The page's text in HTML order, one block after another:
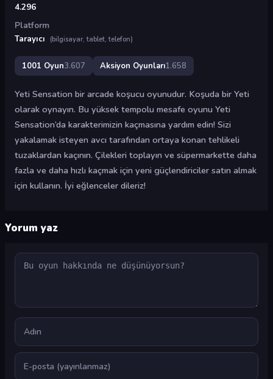
4.296
Platform
Tarayıcı
(bilgisayar, tablet, telefon)
1001 Oyun3.607 Aksiyon Oyunları1.658
Yeti Sensation bir arcade koşucu oyunudur. Koşuda bir Yeti
olarak oynayın. Bu yüksek tempolu mesafe oyunu Yeti
Sensation’da karakterimizin kaçmasına yardım edin! Sizi
yakalamak isteyen avcı tarafından ortaya konan tehlikeli
tuzaklardan kaçının. Çilekleri toplayın ve süpermarkette daha
fazla ve daha hızlı kaçmak için yeni güçlendiriciler satın almak
için kullanın. İyi eğlenceler dileriz!
Yorum yaz
Yorum
Ad
E-posta